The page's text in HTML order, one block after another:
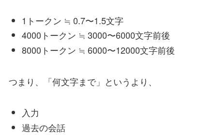
1トークン ≒ 0.7〜1.5文字
4000トークン ≒ 3000〜6000文字前後
8000トークン ≒ 6000〜12000文字前後
つまり、「何文字まで」というより、
入力
過去の会話